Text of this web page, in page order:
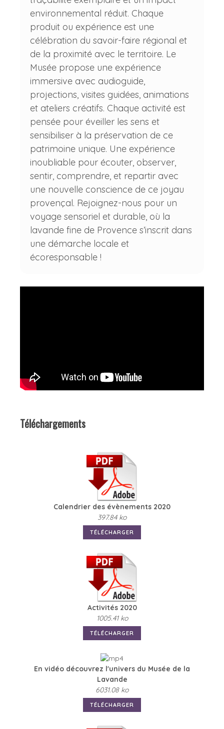
environnemental réduit. Chaque
produit ou expérience est une
célébration du savoir-faire régional et
de la proximité avec le territoire. Le
Musée propose une expérience
immersive avec audioguide,
projections, visites guidées, animations
et ateliers créatifs. Chaque activité est
pensée pour éveiller les sens et
sensibiliser à la préservation de ce
patrimoine unique. Une expérience
inoubliable pour écouter, observer,
sentir, comprendre, et repartir avec
une nouvelle conscience de ce joyau
provençal. Rejoignez-nous pour un
voyage sensoriel et durable, où la
lavande fine de Provence s’inscrit dans
une démarche locale et
écoresponsable !
Téléchargements
Calendrier des évènements 2020
397.84 ko
TÉLÉCHARGER
Activités 2020
1005.41 ko
TÉLÉCHARGER
En vidéo découvrez l'univers du Musée de la
Lavande
6031.08 ko
TÉLÉCHARGER